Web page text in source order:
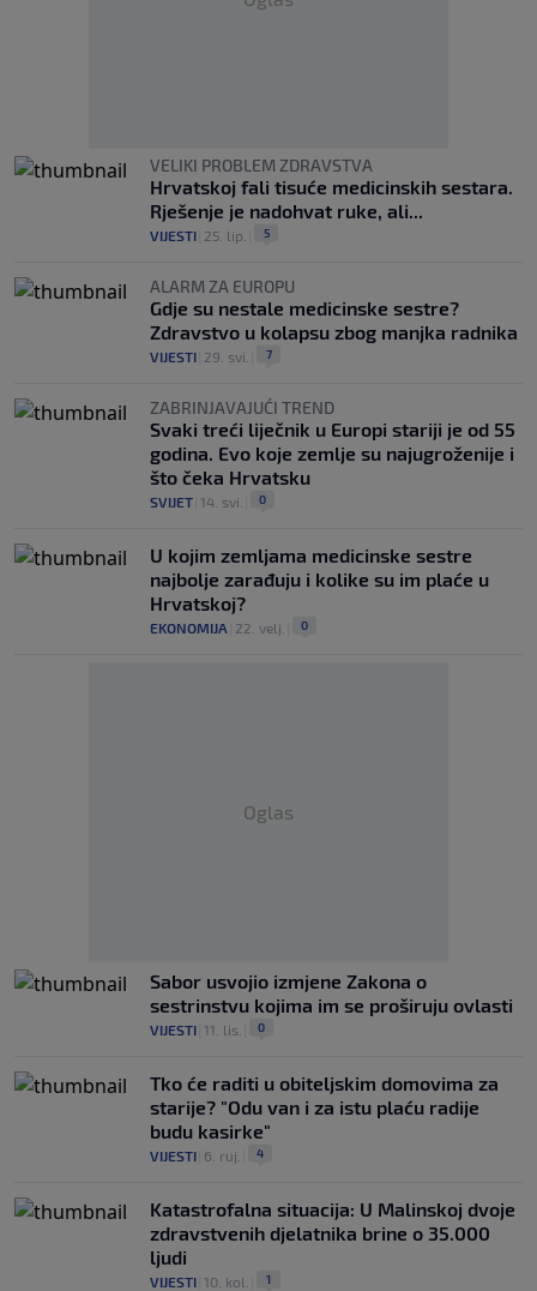
VELIKI PROBLEM ZDRAVSTVA
Hrvatskoj fali tisuće medicinskih sestara.
Rješenje je nadohvat ruke, ali...
VIJESTI 25. lip. 5
ALARM ZA EUROPU
Gdje su nestale medicinske sestre?
Zdravstvo u kolapsu zbog manjka radnika
VIJESTI 29. svi. 7
ZABRINJAVAJUĆI TREND
Svaki treći liječnik u Europi stariji je od 55
godina. Evo koje zemlje su najugroženije i
što čeka Hrvatsku
SVIJET 14. svi. 0
U kojim zemljama medicinske sestre
najbolje zarađuju i kolike su im plaće u
Hrvatskoj?
EKONOMIJA 22. velj. 0
Oglas
Sabor usvojio izmjene Zakona o
sestrinstvu kojima im se proširuju ovlasti
VIJESTI 11. lis. 0
Tko će raditi u obiteljskim domovima za
starije? "Odu van i za istu plaću radije
budu kasirke"
VIJESTI 6. ruj. 4
Katastrofalna situacija: U Malinskoj dvoje
zdravstvenih djelatnika brine o 35.000
ljudi
VIJESTI 10. kol. 1